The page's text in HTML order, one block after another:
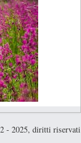
- 2025, diritti riservati